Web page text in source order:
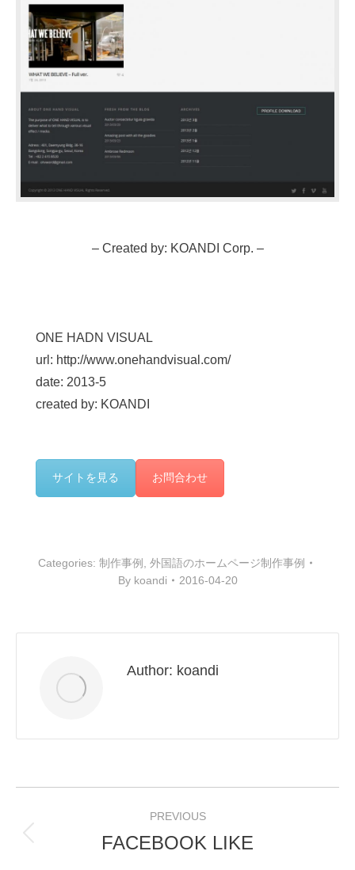
– Created by: KOANDI Corp. –
ONE HADN VISUAL
url: http://www.onehandvisual.com/
date: 2013-5
created by: KOANDI
サイトを見る お問合わせ
Categories: 制作事例 , 外国語のホームページ制作事例
By koandi 2016-04-20
Author: koandi
navigation
PREVIOUS
Previous
FACEBOOK LIKE